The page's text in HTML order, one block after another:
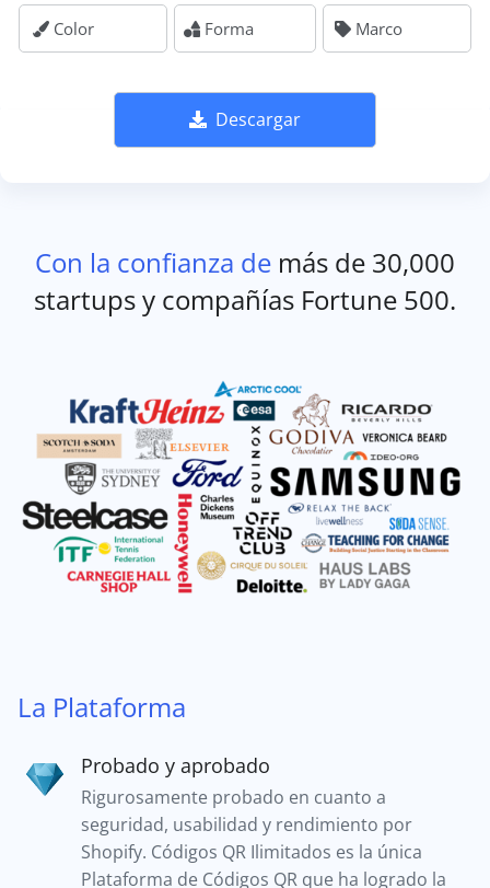
Color Forma Marco
Descargar
Con la confianza de más de 30,000
startups y compañías Fortune 500.
La Plataforma
Probado y aprobado
Rigurosamente probado en cuanto a
seguridad, usabilidad y rendimiento por
Shopify. Códigos QR Ilimitados es la única
Plataforma de Códigos QR que ha logrado la